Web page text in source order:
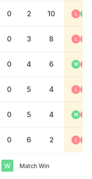
0 2 10 L
0 3 8 L
0 4 6 W
0 5 4 L
0 5 4 W
0 6 2 L
W Match Win